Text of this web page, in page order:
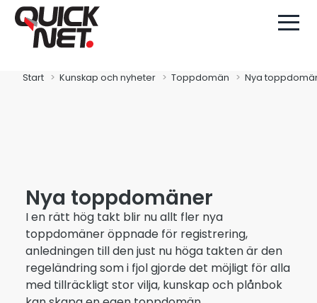
Start Kunskap och nyheter Toppdomän Nya
Nya toppdomäner
I en rätt hög takt blir nu allt fler nya
toppdomäner öppnade för registrering,
anledningen till den just nu höga takten är den
regeländring som i fjol gjorde det möjligt för alla
med tillräckligt stor vilja, kunskap och plånbok